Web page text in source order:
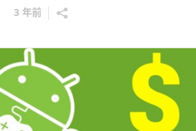
3 年前